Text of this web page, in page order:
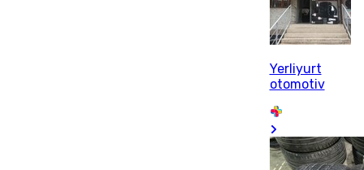
Yerliyurt
otomotiv